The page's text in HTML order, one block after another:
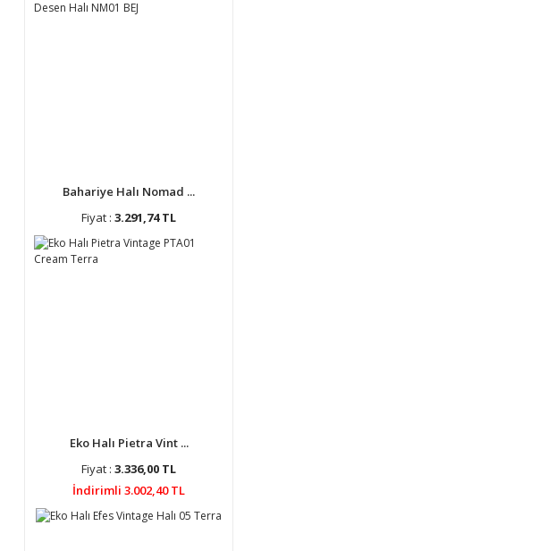
Bahariye Halı Nomad ...
Fiyat : 3.291,74 TL
Eko Halı Pietra Vint ...
Fiyat : 3.336,00 TL
İndirimli 3.002,40 TL